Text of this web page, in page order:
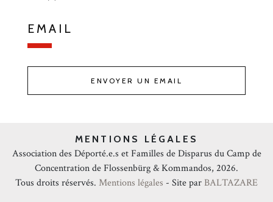
EMAIL
ENVOYER UN EMAIL
MENTIONS LÉGALES
Association des Déporté.e.s et Familles de Disparus du Camp de
Concentration de Flossenbürg & Kommandos, 2026.
Tous droits réservés. Mentions légales - Site par BALTAZARE